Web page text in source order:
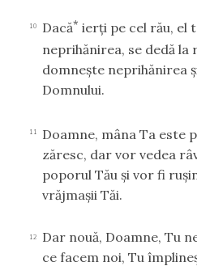
10 Dacă* ierţi pe cel rău, el
neprihănirea, se dedă la
domneşte neprihănirea
Domnului.
11 Doamne, mâna Ta este
zăresc, dar vor vedea
poporul Tău şi vor fi
vrăjmaşii Tăi.
12
Dar nouă, Doamne, Tu
ce facem noi, Tu